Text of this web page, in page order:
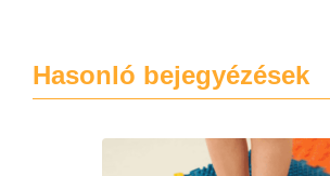
Hasonló bejegyézések